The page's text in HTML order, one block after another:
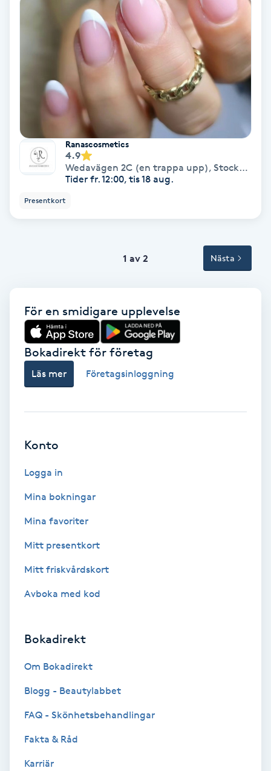
Torrborstning
Triggerpunktsmassage
Trådning
Träning
Vampyrbehandling
Vaxning
Vaxning brasiliansk
Veterinär
Vibrationsmassage
Vinyasa Yoga
Volymfransar
Vårtor
Yin Yoga
Yoga
Yoga Nidra
Yogamassage
Ranascosmetics
4.9
Wedavägen 2C (en trappa upp), Stockholm
Tider fr. 12:00, tis 18 aug.
Presentkort
1 av 2 Nästa
För en smidigare upplevelse
Bokadirekt för företag
Läs mer Företagsinloggning
Konto
Logga in
Mina bokningar
Mina favoriter
Mitt presentkort
Mitt friskvårdskort
Avboka med kod
Bokadirekt
Om Bokadirekt
Blogg - Beautylabbet
FAQ - Skönhetsbehandlingar
Fakta & Råd
Karriär